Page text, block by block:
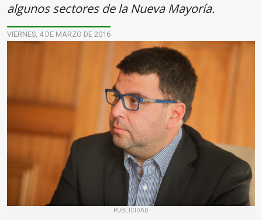
algunos sectores de la Nueva Mayoría.
VIERNES, 4 DE MARZO DE 2016
PUBLICIDAD